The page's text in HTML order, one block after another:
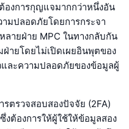
องการกุญแจมากกว่าหนึ่งอัน
มปลอดภัยโดยการกระจา
ลายฝ่าย MPC ในทางกลับกัน
ายโดยไม่เปิดเผยอินพุตของ
ละความปลอดภัยของข้อมูลผู้
ตรวจสอบสองปัจจัย (2FA)
ต้องการให้ผู้ใช้ให้ข้อมูลสอง